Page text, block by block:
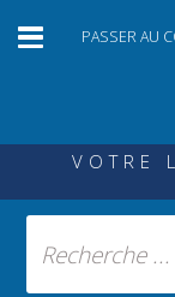
PASSER AU
VOTRE